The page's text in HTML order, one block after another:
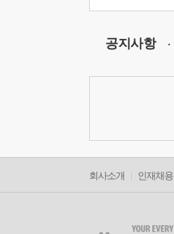
공지사항
회사소개 인재채용